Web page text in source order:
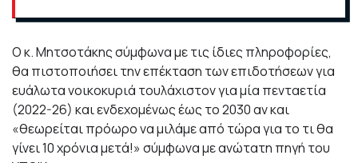
Ο κ. Μητσοτάκης σύμφωνα με τις ίδιες πληροφορίες,
θα πιστοποιήσει την επέκταση των επιδοτήσεων για
ευάλωτα νοικοκυριά τουλάχιστον για μία πενταετία
(2022-26) και ενδεχομένως έως το 2030 αν και
«θεωρείται πρόωρο να μιλάμε από τώρα για το τι θα
γίνει 10 χρόνια μετά!» σύμφωνα με ανώτατη πηγή του